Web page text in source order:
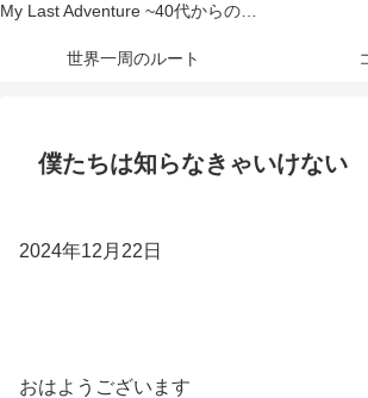
My Last Adventure ~40代からの世界一周旅行記~
世界一周のルート
僕たちは知らなきゃいけない
2024年12月22日
おはようございます